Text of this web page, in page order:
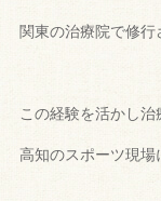
関東の治療院で修行
この経験を活かし治
高知のスポーツ現場